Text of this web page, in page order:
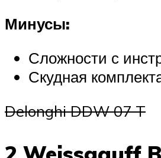
Минусы:
Сложности с
Скудная
Delonghi DDW 07 T